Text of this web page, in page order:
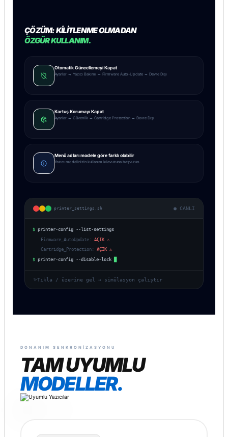
ÇÖZÜM: KILITLENME OLMADAN
ÖZGÜR KULLANIM.
Otomatik Güncellemeyi Kapat
Ayarlar → Yazıcı Bakımı → Firmware Auto-Update → Devre Dışı
Kartuş Korumayı Kapat
Ayarlar → Güvenlik → Cartridge Protection → Devre Dışı
Menü adları modele göre farklı olabilir
Yazıcı modelinizin kullanım kılavuzuna başvurun.
printer_settings.sh ● CANLI
$ printer-config --list-settings
Firmware_AutoUpdate:
KAPALI ✓
Cartridge_Protection:
KAPALI ✓
$ printer-config --disable-lock
Tıkla / üzerine gel → simülasyon çalıştır
DONANIM SENKRONIZASYONU
TAM UYUMLU
MODELLER.